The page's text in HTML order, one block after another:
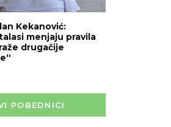
Kekanović:
menjaju pravila
drugačije
POBEDNICI